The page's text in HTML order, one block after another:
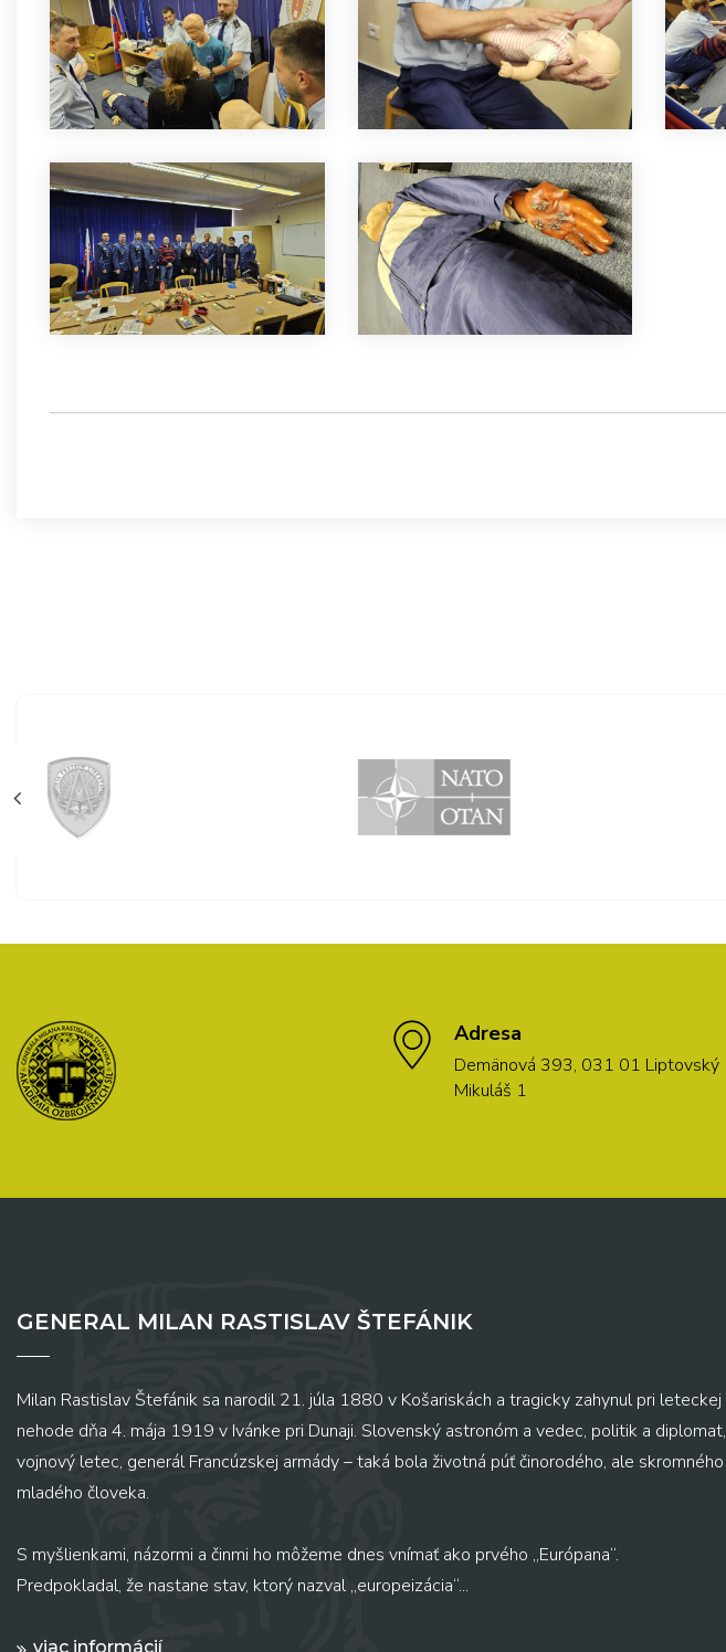
Adresa
Demänová 393, 031 01 Liptovský
Mikuláš 1
GENERAL MILAN RASTISLAV ŠTEFÁNIK
Milan Rastislav Štefánik sa narodil 21. júla 1880 v Košariskách a tragicky zahynul pri leteckej
nehode dňa 4. mája 1919 v Ivánke pri Dunaji. Slovenský astronóm a vedec, politik a diplomat,
vojnový letec, generál Francúzskej armády – taká bola životná púť činorodého, ale skromného
mladého človeka.
S myšlienkami, názormi a činmi ho môžeme dnes vnímať ako prvého „Európana“.
Predpokladal, že nastane stav, ktorý nazval „europeizácia“...
viac informácií